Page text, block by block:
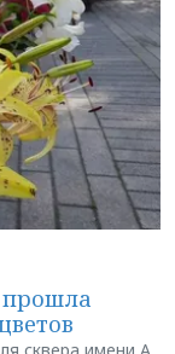
прошла
сквера имени А.